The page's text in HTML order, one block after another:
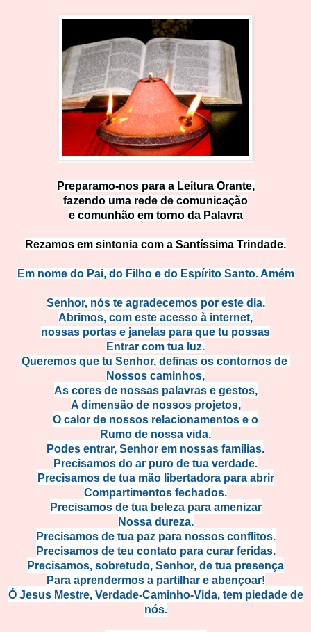
Preparamo-nos para a Leitura Orante,
fazendo uma rede de comunicação
e comunhão em torno da Palavra
Rezamos em sintonia com a Santíssima Trindade.
Em nome do Pai, do Filho e do Espírito Santo. Amém
Senhor, nós te agradecemos por este dia.
Abrimos, com este acesso à internet,
nossas portas e janelas para que tu possas
Entrar com tua luz.
Queremos que tu Senhor, definas os contornos de
Nossos caminhos,
As cores de nossas palavras e gestos,
A dimensão de nossos projetos,
O calor de nossos relacionamentos e o
Rumo de nossa vida.
Podes entrar, Senhor em nossas famílias.
Precisamos do ar puro de tua verdade.
Precisamos de tua mão libertadora para abrir
Compartimentos fechados.
Precisamos de tua beleza para amenizar
Nossa dureza.
Precisamos de tua paz para nossos conflitos.
Precisamos de teu contato para curar feridas.
Precisamos, sobretudo, Senhor, de tua presença
Para aprendermos a partilhar e abençoar!
Ó Jesus Mestre, Verdade-Caminho-Vida, tem piedade de
nós.